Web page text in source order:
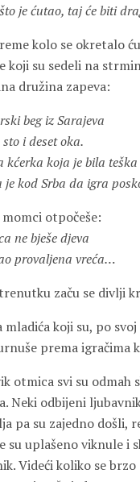
je ćutao, taj će biti
kolo se okretalo
koji su sedeli na
družina zapeva:
beg iz Sarajeva
sto i deset oka.
kćerka koja je bila
je kod Srba da igra
otpočeše:
ne bješe djeva
provaljena vreća…
začu se divlji
koji su, po
prema igračima
otmica svi su odmah
Neki odbijeni
pa su zajedno došli,
su uplašeno viknule i
Videći koliko se